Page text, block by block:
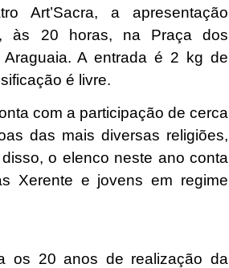
Art’Sacra, a apresentação
às 20 horas, na Praça dos
A entrada é 2 kg de
é livre.
com a participação de cerca
das mais diversas religiões,
o elenco neste ano conta
Xerente e jovens em regime
os 20 anos de realização da